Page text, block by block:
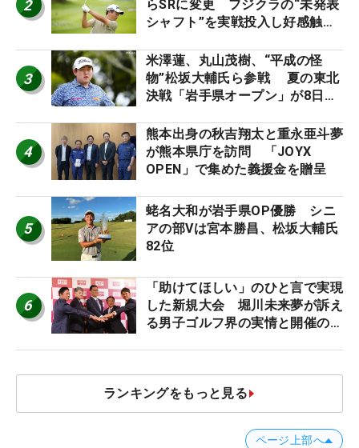
2
らSRに変更 フジクラの“未発表
シャフト”を実戦投入し好感触
ーのヒトネタ！】
3
米澤蓮、丸山茂樹、“平成の怪
物”松坂大輔氏ら参戦 夏の東北
決戦「岩手県オープン」が8日開
4
熊本出身の秋吉翔太と重永亜斗夢
が熊本県庁を訪問 「JOYX
OPEN」で集めた義援金を贈呈
5
蛯名大和が岩手県OP優勝 シニ
アの部Vは宮本勝昌、松坂大輔氏
82位
6
「助けてほしい」のひと言で実現
した新規大会 堀川未来夢が訴え
る男子ゴルフ界の実情と開催の舞
ランキングをもっと見る
ページ上部へ